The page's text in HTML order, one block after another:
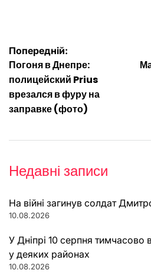
Навігація
записів
Попередній:
Погоня в Днепре:
полицейский Prius
врезался в фуру на
заправке (фото)
Недавні записи
На війні загинув солдат
10.08.2026
У Дніпрі 10 серпня тимчасово
у деяких районах
10.08.2026